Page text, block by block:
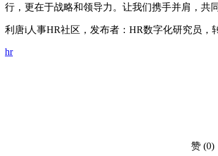
行，更在于战略和领导力。让我们携手并肩，共
利唐i人事HR社区，发布者：HR数字化研究员，
hr
赞 (0)